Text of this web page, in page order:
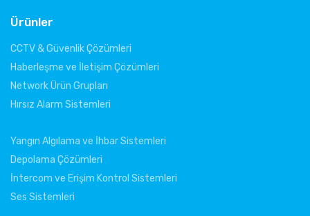
Ürünler
CCTV & Güvenlik Çözümleri
Haberleşme ve İletişim Çözümleri
Network Ürün Grupları
Hırsız Alarm Sistemleri
Yangın Algılama ve İhbar Sistemleri
Depolama Çözümleri
İntercom ve Erişim Kontrol Sistemleri
Ses Sistemleri